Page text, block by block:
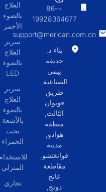
+86-
19928364677
support@merican.com.cn
بناء د,
حديقة
ييمي
الصناعية,
طريق
فويوان
الثالث,
منطقة
هوادو,
مدينة
قوانغتشو,
مقاطعة
غانج
دونج,
العلاج
بالضوء
الأحمر
سرير
العلاج
بالضوء
LED
سرير
العلاج
بالضوء
بالأشعة
تحت
الحمراء
للاستخدام
المنزلي
تجاري